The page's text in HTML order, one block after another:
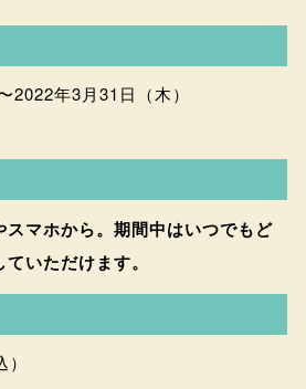
2022年3月31日（木）
スマホから。期間中はいつでもど
いただけます。